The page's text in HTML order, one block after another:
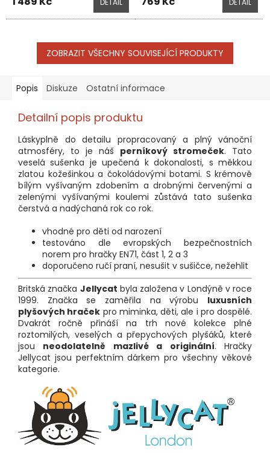
ZOBRAZIT VŠECHNY SOUVISEJÍCÍ PRODUKTY
Popis Diskuze Ostatní informace
Detailní popis produktu
Láskyplně do detailu propracovaný a plný vánoční
atmosféry, to je náš perníkový stromeček. Tato
veselá sušenka je upečená k dokonalosti, s měkkou
zlatou kožešinkou a čokoládovými botami. S krémově
bílým vyšívaným zdobením a drobnými červenými a
zelenými vyšívanými koulemi zůstává tato sušenka
čerstvá a nadýchaná rok co rok.
vhodné pro děti od narození
testováno dle evropských bezpečnostních
norem pro hračky EN71, část 1, 2 a 3
doporučeno ručí praní, nesušit v sušičce, nežehlit
Britská značka Jellycat byla založena v Londýně v roce
1999. Značka se zaměřila na výrobu luxusních
plyšových hraček pro miminka, děti, ale i pro dospělé.
Dvakrát ročně přináší na trh nové kolekce plné
roztomilých, veselých a přepychových plyšáků, které
jsou neodolatelně mazlivé a originální. Hračky
Jellycat jsou perfektním dárkem pro všechny věkové
kategorie.